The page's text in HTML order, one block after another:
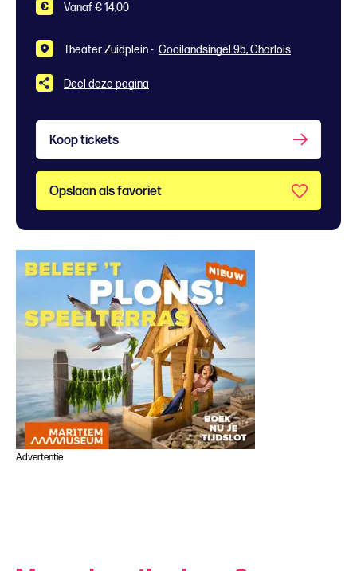
Vanaf € 14,00
Theater Zuidplein - Gooilandsingel 95, Charlois
Deel deze pagina
Koop tickets
Opslaan als favoriet
Advertentie